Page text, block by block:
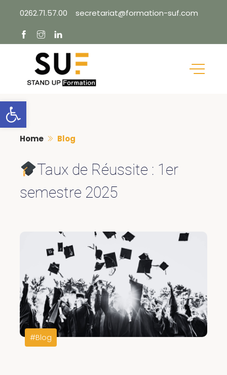
Ouvrir la barre d’outils
content
0262.71.57.00 secretariat@formation-suf.com
Home Blog
Taux de Réussite : 1er
semestre 2025
#Blog